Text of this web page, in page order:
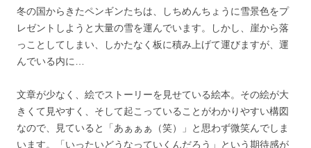
冬の国からきたペンギンたちは、しちめんちょうに雪景色をプ
レゼントしようと大量の雪を運んでいます。しかし、崖から落
っことしてしまい、しかたなく板に積み上げて運びますが、運
んでいる内に…
文章が少なく、絵でストーリーを見せている絵本。その絵が大
きくて見やすく、そして起こっていることがわかりやすい構図
なので、見ていると「あぁぁぁ（笑）」と思わず微笑んでしま
います。「いったいどうなっていくんだろう」という期待感が